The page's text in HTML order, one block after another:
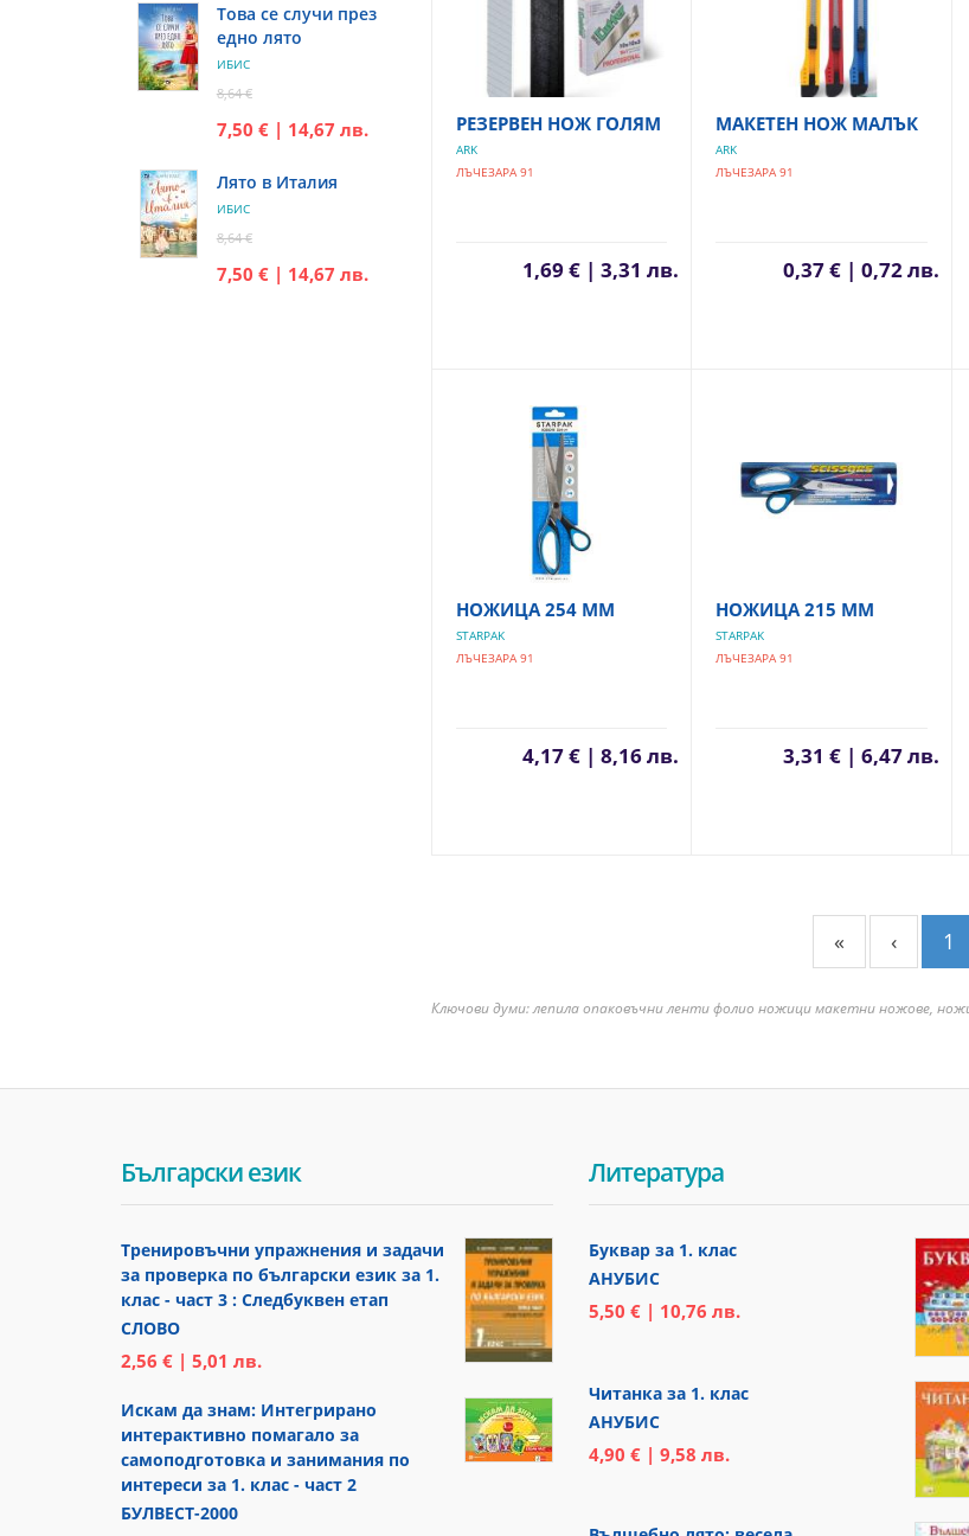
Това се случи през
едно лято
ИБИС
8,64 €
7,50 € | 14,67 лв.
Лято в Италия
ИБИС
8,64 €
7,50 € | 14,67 лв.
РЕЗЕРВЕН НОЖ ГОЛЯМ
ARK
ЛЪЧЕЗАРА 91
1,69 € | 3,31 лв.
МАКЕТЕН НОЖ МАЛЪК
ARK
ЛЪЧЕЗАРА 91
0,37 € | 0,72 лв.
НОЖИЦА 254 ММ
STARPAK
ЛЪЧЕЗАРА 91
4,17 € | 8,16 лв.
НОЖИЦА 215 ММ
STARPAK
ЛЪЧЕЗАРА 91
3,31 € | 6,47 лв.
« ‹ 1
Ключови думи: лепила опаковъчни ленти фолио ножици макетни ножове,
Български език
Тренировъчни упражнения и задачи
за проверка по български език за 1.
клас - част 3 : Следбуквен етап
СЛОВО
2,56 € | 5,01 лв.
Искам да знам: Интегрирано
интерактивно помагало за
самоподготовка и занимания по
интереси за 1. клас - част 2
БУЛВЕСТ-2000
Литература
Буквар за 1. клас
АНУБИС
5,50 € | 10,76 лв.
Читанка за 1. клас
АНУБИС
4,90 € | 9,58 лв.